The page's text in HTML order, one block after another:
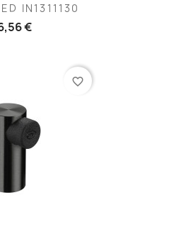
IN1311130
€
favorite_border